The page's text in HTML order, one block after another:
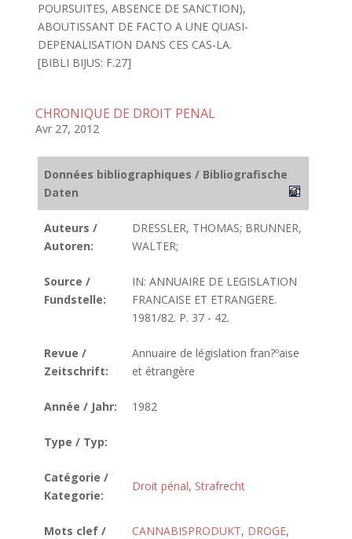
POURSUITES, ABSENCE DE SANCTION),
ABOUTISSANT DE FACTO A UNE QUASI-
DEPENALISATION DANS CES CAS-LA.
[BIBLI BIJUS: F.27]
CHRONIQUE DE DROIT PENAL
Avr 27, 2012
Données bibliographiques / Bibliografische
Daten
Auteurs /
Autoren:
DRESSLER, THOMAS; BRUNNER,
WALTER;
Source /
Fundstelle:
IN: ANNUAIRE DE LEGISLATION
FRANCAISE ET ETRANGERE.
1981/82. P. 37 - 42.
Revue /
Zeitschrift:
Annuaire de législation fran?ºaise
et étrangère
Année / Jahr: 1982
Type / Typ:
Catégorie /
Kategorie:
Droit pénal, Strafrecht
Mots clef /
CANNABISPRODUKT, DROGE,